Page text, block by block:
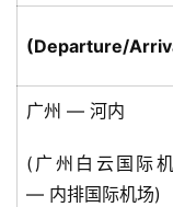
(Departure/
广州 — 河内
(广州白云国际
— 内排国际机场)